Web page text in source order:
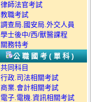
律師法官考試
教職考試
調查局.國安局.外交人員
學士後中/西/獸醫課程
關務特考
公職國考(單科)
共同科目
行政.司法相關考試
商業.會計相關考試
電子.電機.資訊相關考試